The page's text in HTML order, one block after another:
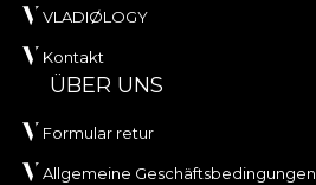
VLADIØLOGY
Kontakt
ÜBER UNS
Formular retur
Allgemeine Geschäftsbedingungen